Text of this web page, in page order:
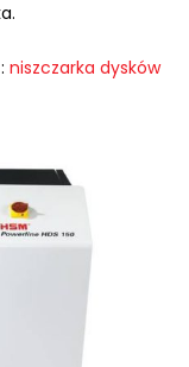
niszczarka dysków